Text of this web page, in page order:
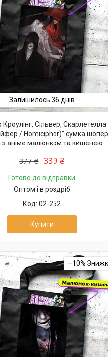
Залишилось 36 днів
Кроулінг, Сільвер, Скарлетелла
/ Homicipher)" сумка шопер
з аніме малюнком та кишенею
377 ₴ 339 ₴
Готово до відправки
Оптом і в роздріб
02-252
Купити
–10%